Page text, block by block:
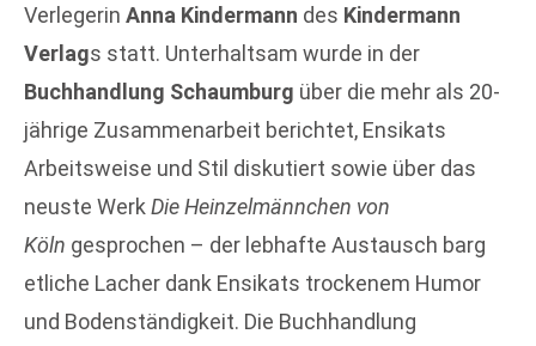
Verlegerin Anna Kindermann des Kindermann
Verlags statt. Unterhaltsam wurde in der
Buchhandlung Schaumburg über die mehr als 20-
jährige Zusammenarbeit berichtet, Ensikats
Arbeitsweise und Stil diskutiert sowie über das
neuste Werk Die Heinzelmännchen von
Köln gesprochen – der lebhafte Austausch barg
etliche Lacher dank Ensikats trockenem Humor
und Bodenständigkeit. Die Buchhandlung